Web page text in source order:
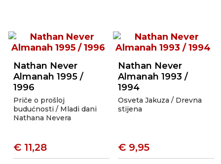
Nathan Never
Almanah 1995 /
1996
Priče o prošloj
budućnosti / Mladi dani
Nathana Nevera
€ 11,28
Nathan Never
Almanah 1993 /
1994
Osveta Jakuza / Drevna
stijena
€ 9,95